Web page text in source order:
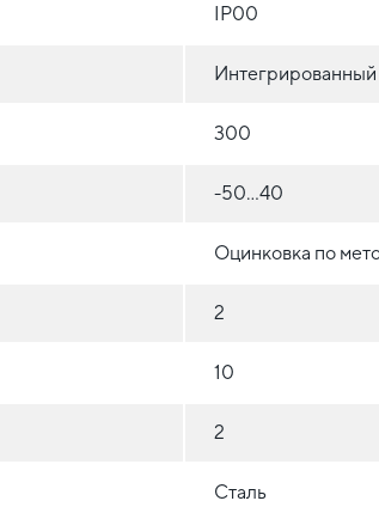
IP00
Интегрированный
300
-50...40
Оцинковка по
2
10
2
Сталь